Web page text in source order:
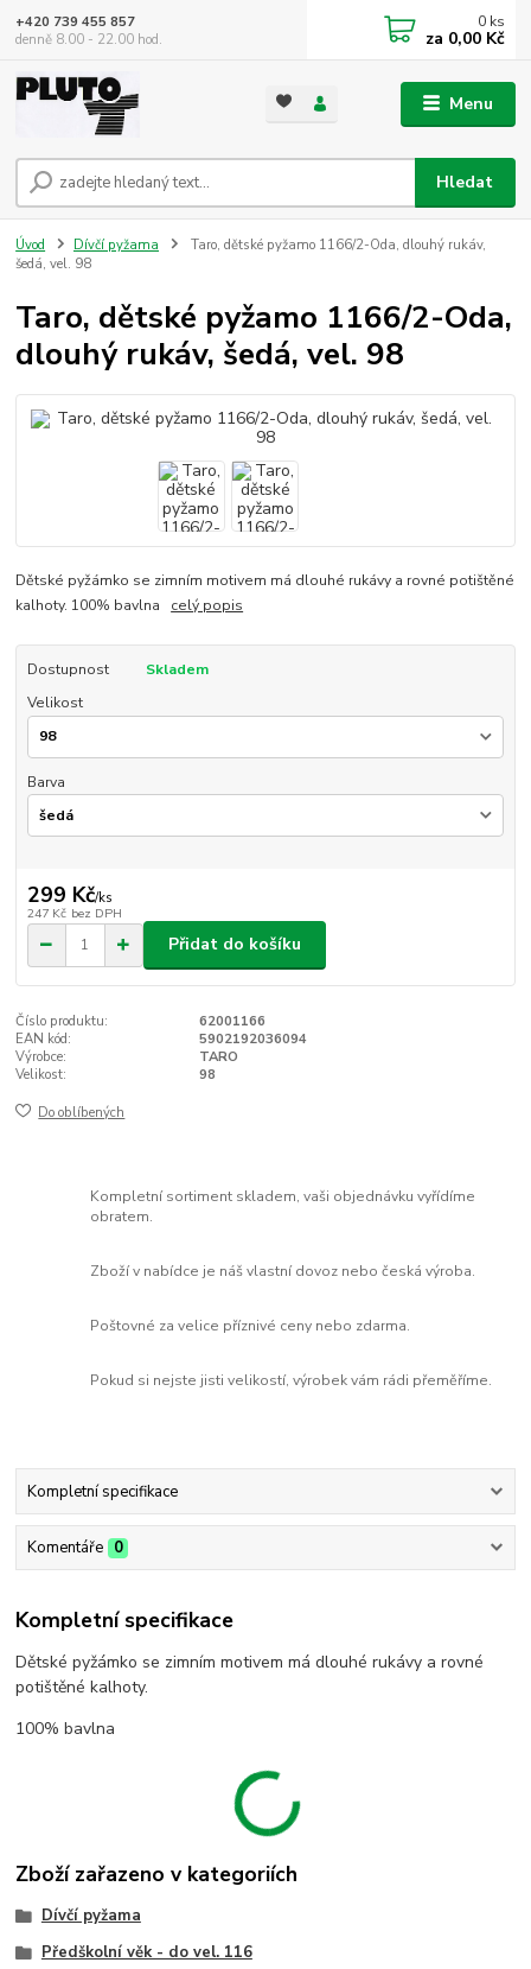
Menu
Hledat
+420 739 455 857
denně 8.00 - 22.00 hod.
0 ks
za 0,00 Kč
Úvod Dívčí pyžama
Taro, dětské pyžamo 1166/2-Oda, dlouhý rukáv,
šedá, vel. 98
Taro, dětské pyžamo 1166/2-Oda,
dlouhý rukáv, šedá, vel. 98
Dětské pyžámko se zimním motivem má dlouhé rukávy a rovné potištěné
kalhoty. 100% bavlna celý popis
Dostupnost
Skladem
Velikost
Barva
299 Kč/ks
247 Kč bez DPH
Přidat do košíku
Číslo produktu:
62001166
EAN kód:
5902192036094
Výrobce:
TARO
Velikost:
98
Do oblíbených
Kompletní sortiment skladem, vaši objednávku vyřídíme
obratem.
Zboží v nabídce je náš vlastní dovoz nebo česká výroba.
Poštovné za velice příznivé ceny nebo zdarma.
Pokud si nejste jisti velikostí, výrobek vám rádi přeměříme.
Kompletní specifikace
Komentáře 0
Kompletní specifikace
Dětské pyžámko se zimním motivem má dlouhé rukávy a rovné
potištěné kalhoty.
100% bavlna
Zboží zařazeno v kategoriích
Dívčí pyžama
Předškolní věk - do vel. 116